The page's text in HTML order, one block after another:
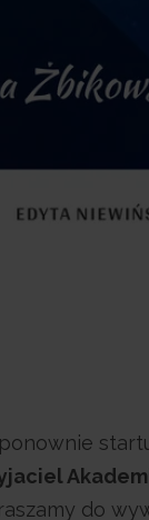
do